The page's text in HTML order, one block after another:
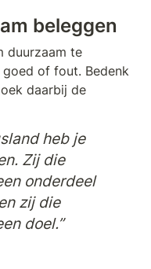
tot
verstrekken.
beleggen
duurzaam te
goed of fout. Bedenk
daarbij de
heb je
Zij die
onderdeel
zij die
doel.”